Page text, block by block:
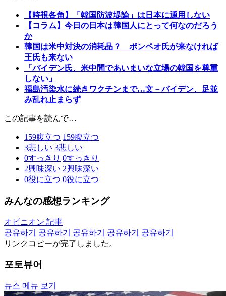
【時視各角】「韓国防波堤論」は日本に通用しない
【コラム】今日の日本は韓国人にとって何なのだろう
か
韓国は米中対決の消耗品？ ポンペオ氏が来なければ
王氏も来ない
「バイデン氏、米中間であいまいな立場の韓国を尊重
しない」
福島汚染水に続きワクチンまで…文－バイデン、足並
み乱れ止まらず
この記事を読んで…
159腹立つ 159腹立つ
3悲しい 3悲しい
0すっきり 0すっきり
2興味深い 2興味深い
0役に立つ 0役に立つ
みんなの感想ランキング
オピニオン 記事
공유하기
공유하기 공유하기 공유하기
공유하기
リンクコピーが完了しました。
포토뷰어
뉴스 메뉴 보기